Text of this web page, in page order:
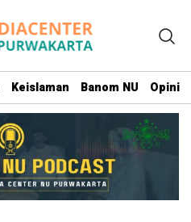
Keislaman Banom NU Opini